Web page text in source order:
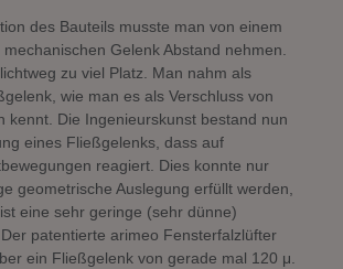
des Bauteils musste man von einem
Gelenk Abstand nehmen.
zu viel Platz. Man nahm als
wie man es als Verschluss von
kennt. Die Ingenieurskunst bestand nun
eines Fließgelenks, dass auf
reagiert. Dies konnte nur
geometrische Auslegung erfüllt werden,
eine sehr geringe (sehr dünne)
patentierte arimeo Fensterfalzlüfter
ein Fließgelenk von gerade mal 120 μ.